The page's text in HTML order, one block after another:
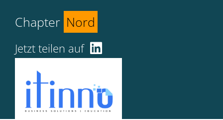
Chapter Nord
Jetzt teilen auf